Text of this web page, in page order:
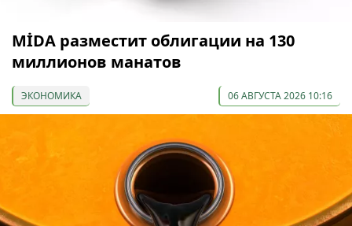
МİDA разместит облигации на 130
миллионов манатов
ЭКОНОМИКА 06 АВГУСТА 2026 10:16